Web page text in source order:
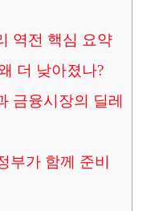
역전 핵심 요약
더 낮아졌나?
금융시장의 딜레
부가 함께 준비